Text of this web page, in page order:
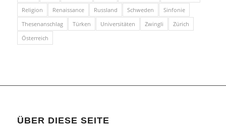
Religion
Renaissance Russland Schweden
Sinfonie
Thesenanschlag
Türken Universitäten Zwingli
Zürich
Österreich
ÜBER DIESE SEITE